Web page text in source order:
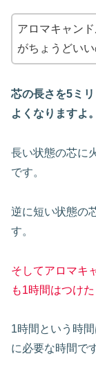
アロマキャン
がちょうどい
芯の長さを5ミ
よくなりますよ。
長い状態の芯に
です。
逆に短い状態の
す。
そしてアロマキ
も1時間はつけ
1時間という時
に必要な時間で